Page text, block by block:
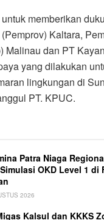
memberikan
Kaltara,
Malinau dan PT
yang dilakukan
lingkungan di
PT. KPUC.
Patra Niaga
OKD Level 1 di
2026
Kalsul dan KKKS